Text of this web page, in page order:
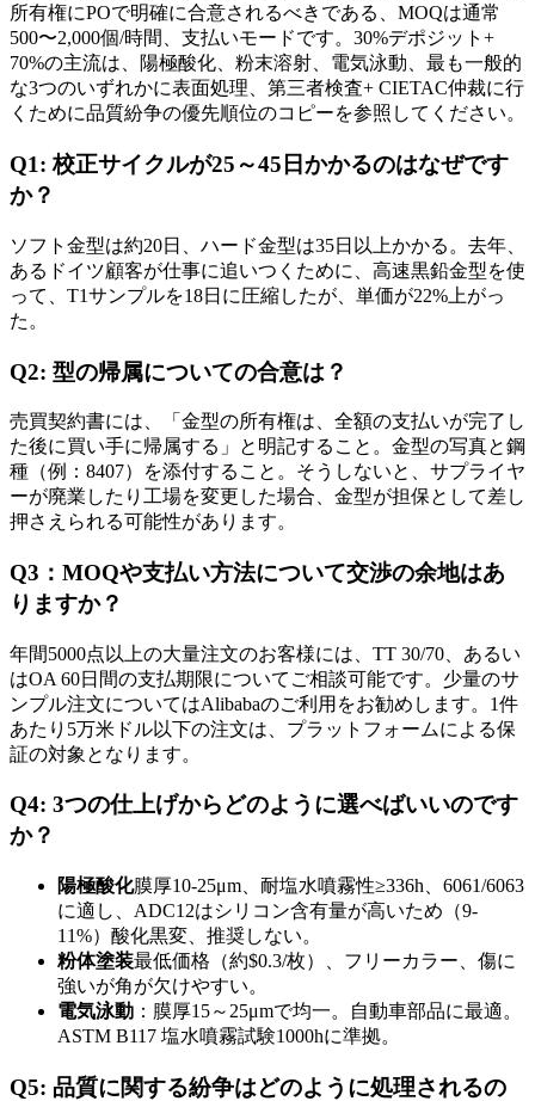
所有権にPOで明確に合意されるべきである、MOQは通常
500〜2,000個/時間、支払いモードです。30%デポジット+
70%の主流は、陽極酸化、粉末溶射、電気泳動、最も一般的
な3つのいずれかに表面処理、第三者検査+ CIETAC仲裁に行
くために品質紛争の優先順位のコピーを参照してください。
Q1: 校正サイクルが25～45日かかるのはなぜです
か？
ソフト金型は約20日、ハード金型は35日以上かかる。去年、
あるドイツ顧客が仕事に追いつくために、高速黒鉛金型を使
って、T1サンプルを18日に圧縮したが、単価が22%上がっ
た。
Q2: 型の帰属についての合意は？
売買契約書には、「金型の所有権は、全額の支払いが完了し
た後に買い手に帰属する」と明記すること。金型の写真と鋼
種（例：8407）を添付すること。そうしないと、サプライヤ
ーが廃業したり工場を変更した場合、金型が担保として差し
押さえられる可能性があります。
Q3：MOQや支払い方法について交渉の余地はあ
りますか？
年間5000点以上の大量注文のお客様には、TT 30/70、あるい
はOA 60日間の支払期限についてご相談可能です。少量のサ
ンプル注文についてはAlibabaのご利用をお勧めします。1件
あたり5万米ドル以下の注文は、プラットフォームによる保
証の対象となります。
Q4: 3つの仕上げからどのように選べばいいのです
か？
陽極酸化膜厚10-25μm、耐塩水噴霧性≥336h、6061/6063
に適し、ADC12はシリコン含有量が高いため（9-
11%）酸化黒変、推奨しない。
粉体塗装最低価格（約$0.3/枚）、フリーカラー、傷に
強いが角が欠けやすい。
電気泳動 ：膜厚15～25μmで均一。自動車部品に最適。
ASTM B117 塩水噴霧試験1000hに準拠。
Q5: 品質に関する紛争はどのように処理されるの